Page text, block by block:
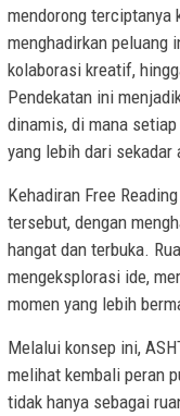
mendorong terciptanya
menghadirkan peluang
kolaborasi kreatif,
Pendekatan ini
dinamis, di mana
yang lebih dari
Kehadiran Free
tersebut, dengan
hangat dan terbuka.
mengeksplorasi ide,
momen yang lebih
Melalui konsep ini,
melihat kembali peran
tidak hanya sebagai